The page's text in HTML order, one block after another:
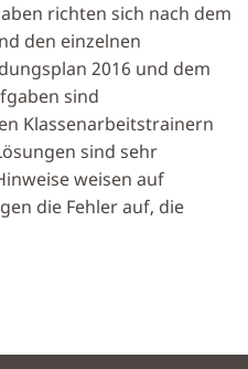
richten sich nach dem
den einzelnen
2016 und dem
sind
Klassenarbeitstrainern
sind sehr
weisen auf
die Fehler auf, die